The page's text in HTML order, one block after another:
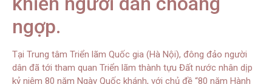
ngợp.
Tại Trung tâm Triển lãm Quốc gia (Hà Nội), đông đảo người
dân đã tới tham quan Triển lãm thành tựu Đất nước nhân dịp
kỷ niệm 80 năm Ngày Quốc khánh, với chủ đề “80 năm Hành